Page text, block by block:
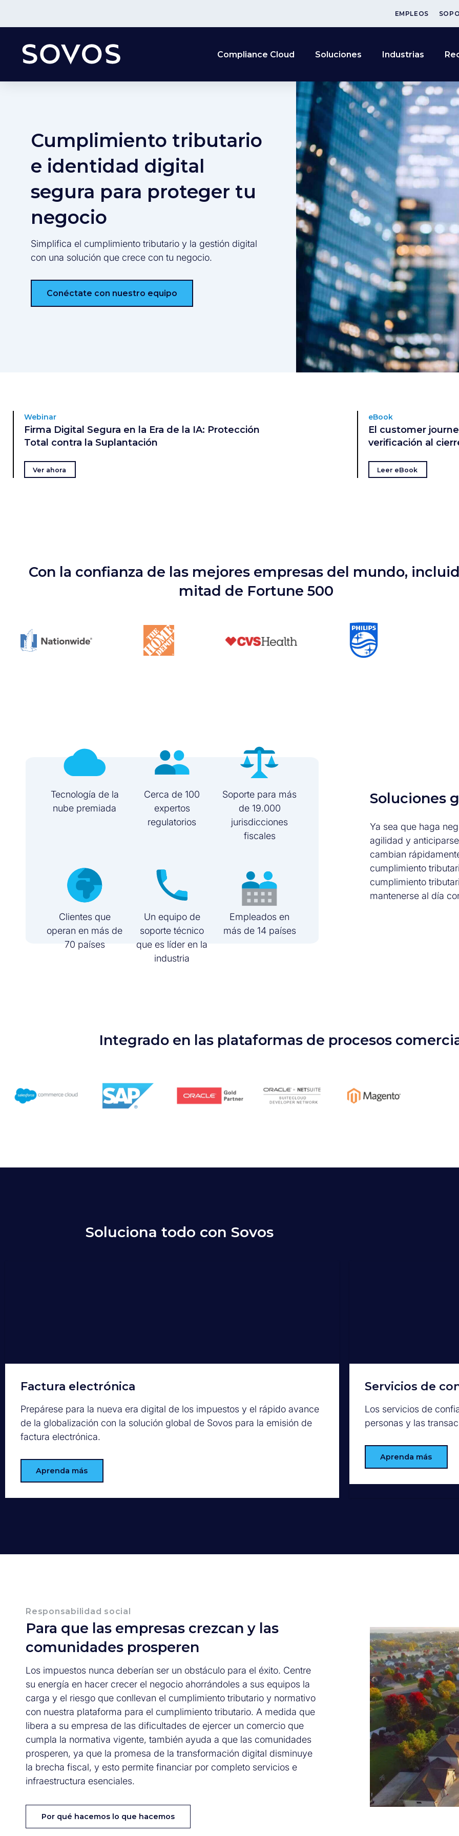
EMPLEOS
Compliance Cloud Soluciones Industrias
Cumplimiento tributario
e identidad digital
segura para proteger tu
negocio
Simplifica el cumplimiento tributario y la gestión digital
con una solución que crece con tu negocio.
Conéctate con nuestro equipo
Webinar
Firma Digital Segura en la Era de la IA: Protección
Total contra la Suplantación
Ver ahora
eBook
El customer
verificación al
Leer eBook
Con la confianza de las mejores empresas del mundo,
mitad de Fortune 500
Tecnología de la
nube premiada
Cerca de 100
expertos
regulatorios
Soporte para más
de 19.000
jurisdicciones
fiscales
Clientes que
operan en más de
70 países
Un equipo de
soporte técnico
que es líder en la
industria
Empleados en
más de 14 países
Soluciones
Ya sea que haga
agilidad y
cambian
cumplimiento
cumplimiento
mantenerse al día
Integrado en las plataformas de procesos
Soluciona todo con Sovos
Factura electrónica
Prepárese para la nueva era digital de los impuestos y el rápido avance
de la globalización con la solución global de Sovos para la emisión de
factura electrónica.
Aprenda más
Servicios de
Los servicios de
personas y las
Aprenda más
Responsabilidad social
Para que las empresas crezcan y las
comunidades prosperen
Los impuestos nunca deberían ser un obstáculo para el éxito. Centre
su energía en hacer crecer el negocio ahorrándoles a sus equipos la
carga y el riesgo que conllevan el cumplimiento tributario y normativo
con nuestra plataforma para el cumplimiento tributario. A medida que
libera a su empresa de las dificultades de ejercer un comercio que
cumpla la normativa vigente, también ayuda a que las comunidades
prosperen, ya que la promesa de la transformación digital disminuye
la brecha fiscal, y esto permite financiar por completo servicios e
infraestructura esenciales.
Por qué hacemos lo que hacemos